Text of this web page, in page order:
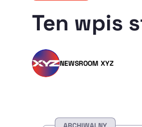
Ten wpis
NEWSROOM XYZ